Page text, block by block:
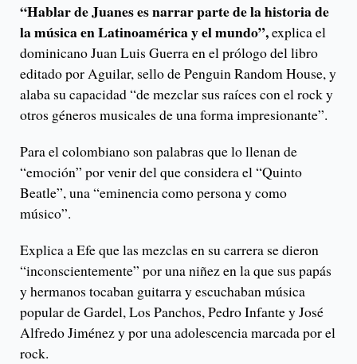
“Hablar de Juanes es narrar parte de la historia de
la música en Latinoamérica y el mundo”,explica el
dominicano Juan Luis Guerra en el prólogo del libro
editado por Aguilar, sello de Penguin Random House, y
alaba su capacidad “de mezclar sus raíces con el rock y
otros géneros musicales de una forma impresionante”.
Para el colombiano son palabras que lo llenan de
“emoción” por venir del que considera el “Quinto
Beatle”, una “eminencia como persona y como
músico”.
Explica a Efe que las mezclas en su carrera se dieron
“inconscientemente” por una niñez en la que sus papás
y hermanos tocaban guitarra y escuchaban música
popular de Gardel, Los Panchos, Pedro Infante y José
Alfredo Jiménez y por una adolescencia marcada por el
rock.